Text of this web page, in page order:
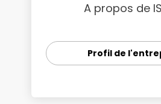
A propos de
Profil de